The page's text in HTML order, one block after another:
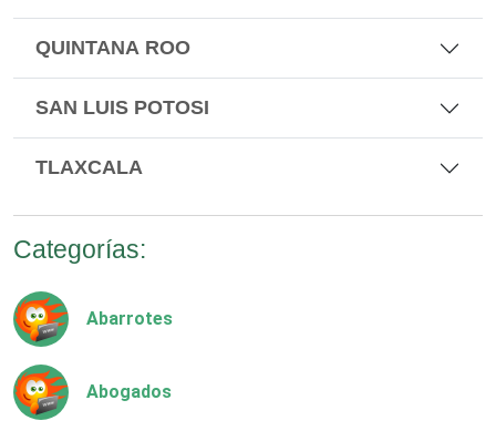
QUINTANA ROO
SAN LUIS POTOSI
TLAXCALA
Categorías:
Abarrotes
Abogados